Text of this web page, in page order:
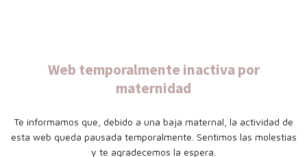
Web temporalmente inactiva por
maternidad
Te informamos que, debido a una baja maternal, la actividad de
esta web queda pausada temporalmente. Sentimos las molestias
y te agradecemos la espera.